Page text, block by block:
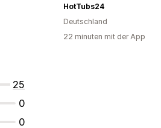
25
0
0
HotTubs24
Deutschland
22 minuten mit der App